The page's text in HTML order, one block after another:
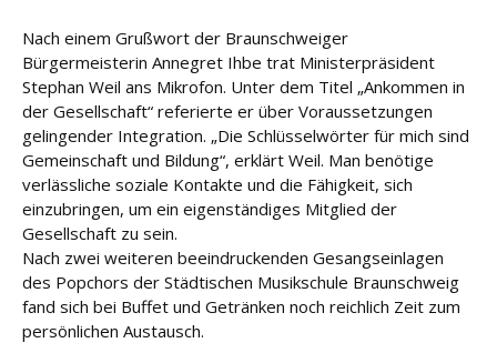
Nach einem Grußwort der Braunschweiger
Bürgermeisterin Annegret Ihbe trat Ministerpräsident
Stephan Weil ans Mikrofon. Unter dem Titel „Ankommen in
der Gesellschaft“ referierte er über Voraussetzungen
gelingender Integration. „Die Schlüsselwörter für mich sind
Gemeinschaft und Bildung“, erklärt Weil. Man benötige
verlässliche soziale Kontakte und die Fähigkeit, sich
einzubringen, um ein eigenständiges Mitglied der
Gesellschaft zu sein.
Nach zwei weiteren beeindruckenden Gesangseinlagen
des Popchors der Städtischen Musikschule Braunschweig
fand sich bei Buffet und Getränken noch reichlich Zeit zum
persönlichen Austausch.